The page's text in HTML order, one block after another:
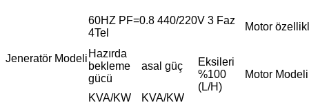
Jeneratör Modeli
60HZ PF=0.8 440/220V 3 Faz
4Tel
Motor
Hazırda
bekleme
gücü
asal güç
Eksileri
%100
(L/H)
Motor Modeli
KVA/KW
KVA/KW